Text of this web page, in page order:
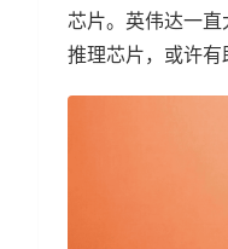
芯片。英伟达一
推理芯片，或许有